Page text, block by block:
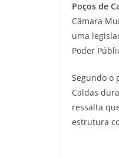
Poços de
Câmara
uma
Poder
Segundo o
Caldas
ressalta
estrutura